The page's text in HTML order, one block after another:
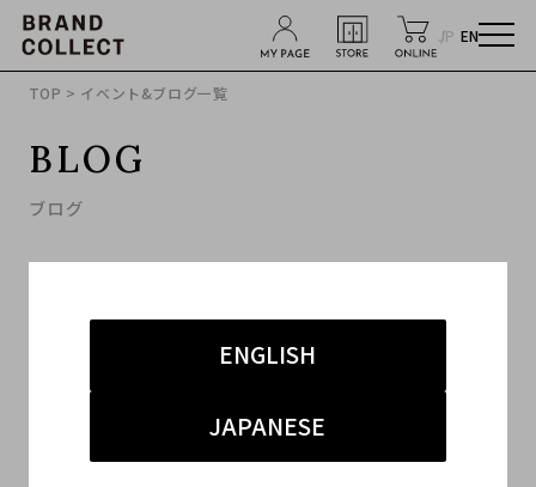
JP EN
ENGLISH
JAPANESE
TOP > イベント&ブログ一覧
BLOG
ブログ
キーワードから探す